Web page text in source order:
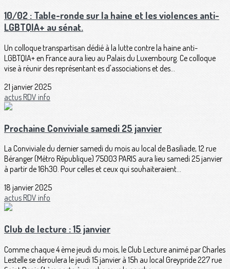
10/02 : Table-ronde sur la haine et les violences anti-
LGBTQIA+ au sénat.
Un colloque transpartisan dédié à la lutte contre la haine anti-
LGBTQIA+ en France aura lieu au Palais du Luxembourg. Ce colloque
vise à réunir des représentant·es d'associations et des...
21 janvier 2025
actusRDV info
Prochaine Conviviale samedi 25 janvier
La Conviviale du dernier samedi du mois au local de Basiliade, 12 rue
Béranger (Métro République) 75003 PARIS aura lieu samedi 25 janvier
à partir de 16h30. Pour celles et ceux qui souhaiteraient...
18 janvier 2025
actusRDV info
Club de lecture : 15 janvier
Comme chaque 4 ème jeudi du mois, le Club Lecture animé par Charles
Lestelle se déroulera le jeudi 15 janvier à 15h au local Greypride 227 rue